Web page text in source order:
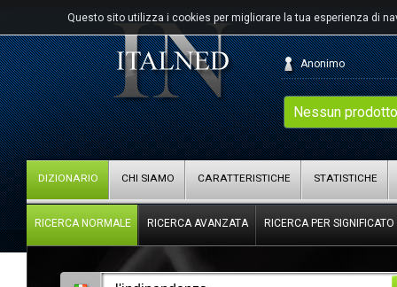
Questo sito utilizza i cookies per migliorare la tua esperienza di
Nessun
Anonimo
DIZIONARIO CHI SIAMO CARATTERISTICHE STATISTICHE
RICERCA NORMALE RICERCA AVANZATA RICERCA PER SIGNIFICATO